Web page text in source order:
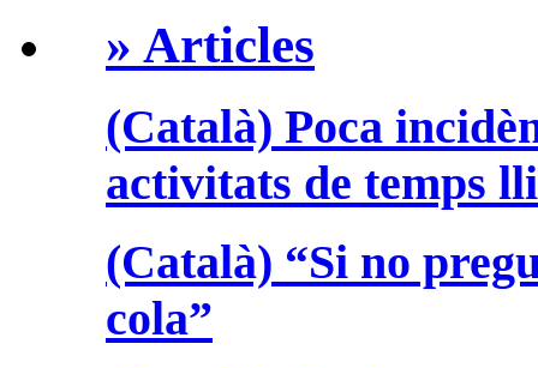
» Articles
(Català) Poca
activitats de temps
(Català) “Si no
cola”